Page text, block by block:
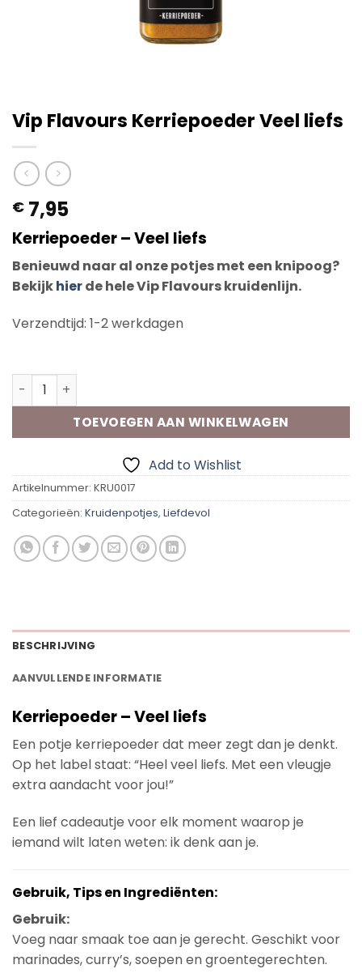
Vip Flavours Kerriepoeder Veel liefs
€ 7,95
Kerriepoeder – Veel liefs
Benieuwd naar al onze potjes met een knipoog?
Bekijkhierde hele Vip Flavours kruidenlijn.
Verzendtijd: 1-2 werkdagen
Vip Flavours Kerriepoeder Veel liefs aantal
TOEVOEGEN AAN WINKELWAGEN
Add to Wishlist
Artikelnummer: KRU0017
Categorieën: Kruidenpotjes, Liefdevol
BESCHRIJVING
AANVULLENDE INFORMATIE
Kerriepoeder – Veel liefs
Een potje kerriepoeder dat meer zegt dan je denkt.
Op het label staat: “Heel veel liefs. Met een vleugje
extra aandacht voor jou!”
Een lief cadeautje voor elk moment waarop je
iemand wilt laten weten: ik denk aan je.
Gebruik, Tips en Ingrediënten:
Gebruik:
Voeg naar smaak toe aan je gerecht. Geschikt voor
marinades, curry’s, soepen en groentegerechten.